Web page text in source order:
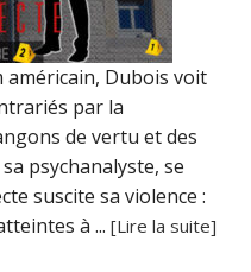
américain, Dubois voit
par la
de vertu et des
psychanalyste, se
suscite sa violence :
à ...[Lire la suite]